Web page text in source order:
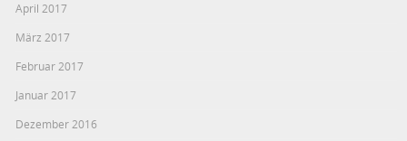
April 2017
März 2017
Februar 2017
Januar 2017
Dezember 2016